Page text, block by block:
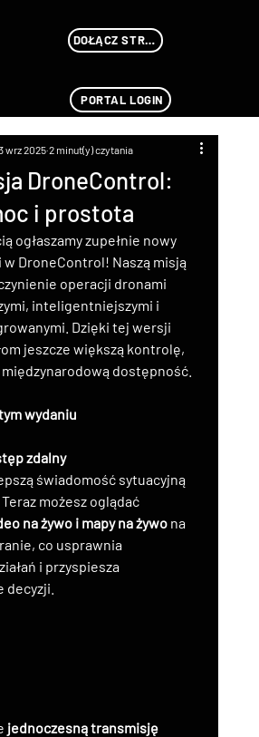
DOŁĄCZ STREAMU
PORTAL LOGIN
DroneControl:
i prostota
wrz 2025 2 minut(y) czytania
ogłaszamy zupełnie nowy
DroneControl! Naszą misją
operacji dronami
inteligentniejszymi i
Dzięki tej wersji
jeszcze większą kontrolę,
dostępność.
wydaniu
zdalny
świadomość sytuacyjną
możesz oglądać
na żywo i mapy na żywo na
co usprawnia
i przyspiesza
decyzji.
jednoczesną transmisję